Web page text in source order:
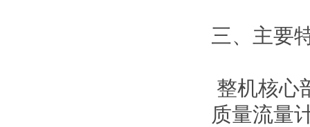
三、主要
整机核心
质量流量